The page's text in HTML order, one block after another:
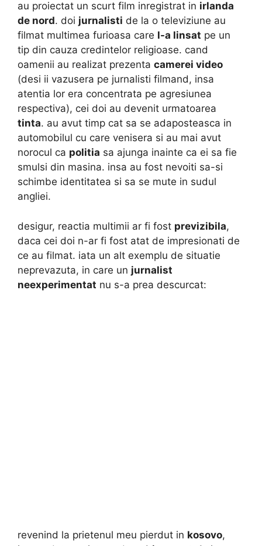
au proiectat un scurt film inregistrat in irlanda
de nord. doi jurnalisti de la o televiziune au
filmat multimea furioasa care l-a linsat pe un
tip din cauza credintelor religioase. cand
oamenii au realizat prezenta camerei video
(desi ii vazusera pe jurnalisti filmand, insa
atentia lor era concentrata pe agresiunea
respectiva), cei doi au devenit urmatoarea
tinta. au avut timp cat sa se adaposteasca in
automobilul cu care venisera si au mai avut
norocul ca politia sa ajunga inainte ca ei sa fie
smulsi din masina. insa au fost nevoiti sa-si
schimbe identitatea si sa se mute in sudul
angliei.
desigur, reactia multimii ar fi fost previzibila,
daca cei doi n-ar fi fost atat de impresionati de
ce au filmat. iata un alt exemplu de situatie
neprevazuta, in care un jurnalist
neexperimentat nu s-a prea descurcat:
revenind la prietenul meu pierdut in kosovo,